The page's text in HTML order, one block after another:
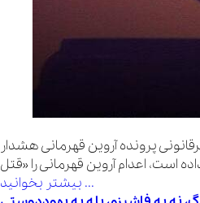
پرونده آروین قهرمانی هشدار
است، اعدام آروین قهرمانی را «قتل
بیشتر بخوانید ...